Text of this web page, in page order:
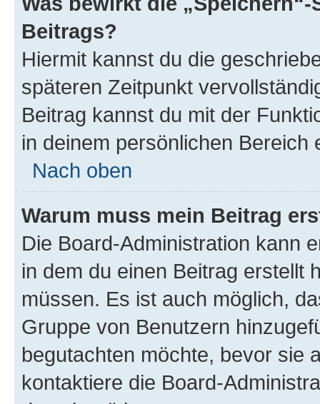
Beitrags?
Hiermit kannst du die
späteren Zeitpunkt
Beitrag kannst du mit der
in deinem persönlichen Bereich
Nach oben
Warum muss mein Beitrag
Die Board-Administration kann
in dem du einen Beitrag erstellt
müssen. Es ist auch möglich,
Gruppe von Benutzern
begutachten möchte, bevor sie
kontaktiere die Board-